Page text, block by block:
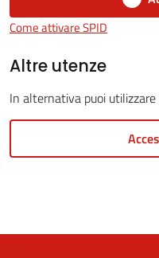
Servizi
line
Tutti
argomenti
Come attivare SPID
Altre utenze
In alternativa puoi